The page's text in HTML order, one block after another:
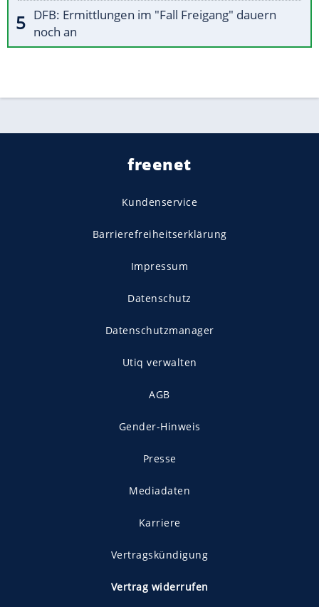
DFB: Ermittlungen im "Fall Freigang" dauern
noch an
freenet
Kundenservice
Barrierefreiheitserklärung
Impressum
Datenschutz
Datenschutzmanager
Utiq verwalten
AGB
Gender-Hinweis
Presse
Mediadaten
Karriere
Vertragskündigung
Vertrag widerrufen